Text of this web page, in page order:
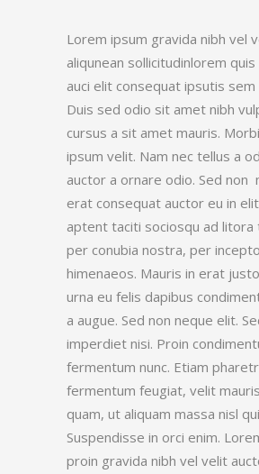
Lorem ipsum gravida nibh vel
aliqunean sollicitudinlorem
auci elit consequat ipsutis sem
Duis sed odio sit amet nibh
cursus a sit amet mauris.
ipsum velit. Nam nec tellus a
auctor a ornare odio. Sed non
erat consequat auctor eu in
aptent taciti sociosqu ad
per conubia nostra, per
himenaeos. Mauris in erat
urna eu felis dapibus
a augue. Sed non neque elit.
imperdiet nisi. Proin
fermentum nunc. Etiam
fermentum feugiat, velit
quam, ut aliquam massa nisl
Suspendisse in orci enim.
proin gravida nibh vel velit